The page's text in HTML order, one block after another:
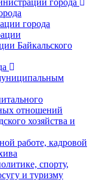
города
Байкальского
отношений
хозяйства и
работе, кадровой
спорту,
и туризму